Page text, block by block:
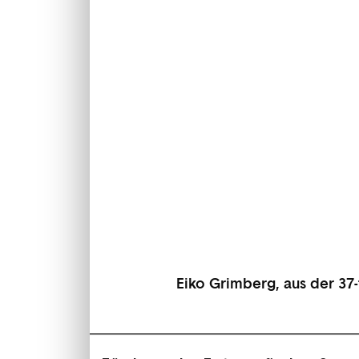
Eiko Grimberg, aus der